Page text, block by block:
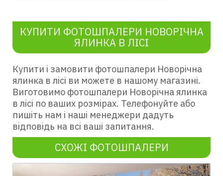
КУПИТИ ФОТОШПАЛЕРИ НОВОРІЧНА
ЯЛИНКА В ЛІСІ
Купити і замовити фотошпалери Новорічна
ялинка в лісі ви можете в нашому магазині.
Виготовимо фотошпалери Новорічна ялинка
в лісі по ваших розмірах. Телефонуйте або
пишіть нам і наші менеджери дадуть
відповідь на всі ваші запитання.
СХОЖІ ФОТОШПАЛЕРИ